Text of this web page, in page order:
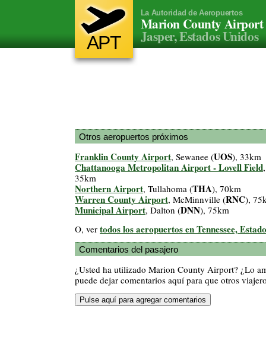
APT
La Autoridad de Aeropuertos
Marion County Airport
Jasper, Estados Unidos
Otros aeropuertos próximos
Franklin County Airport, Sewanee (UOS), 33km
Chattanooga Metropolitan Airport - Lovell Field
35km
Northern Airport, Tullahoma (THA), 70km
Warren County Airport, McMinnville (RNC),
Municipal Airport, Dalton (DNN), 75km
O, ver todos los aeropuertos en Tennessee,
Comentarios del pasajero
¿Usted ha utilizado Marion County Airport? ¿Lo
puede dejar comentarios aquí para que otros